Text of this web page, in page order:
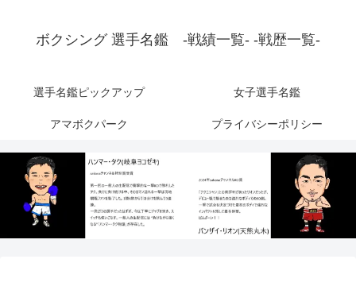
ボクシング 選手名鑑 -戦績一覧- -戦歴一覧-
選手名鑑ピックアップ 女子選手名鑑
アマボクパーク プライバシーポリシー